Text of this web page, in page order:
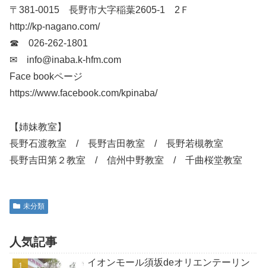
〒381-0015 長野市大字稲葉2605-1 2Ｆ
http://kp-nagano.com/
☎ 026-262-1801
✉ info@inaba.k-hfm.com
Face bookページ
https://www.facebook.com/kpinaba/
【姉妹教室】
長野石渡教室 / 長野吉田教室 / 長野若槻教室
長野吉田第２教室 / 信州中野教室 / 千曲桜堂教室
未分類
人気記事
イオンモール須坂deオリエンテーリン